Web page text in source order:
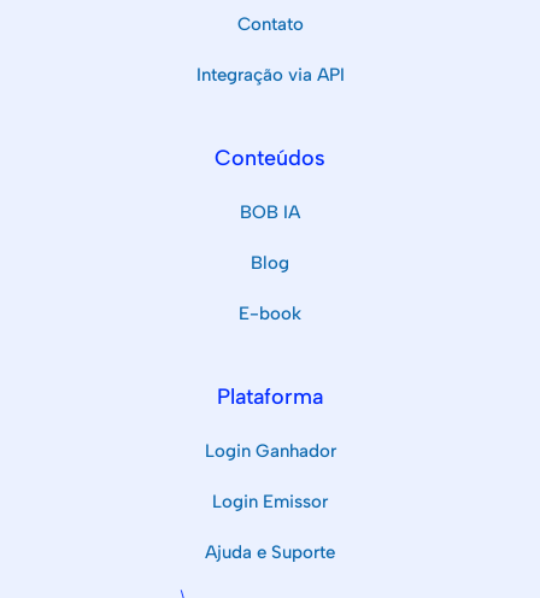
Contato
Integração via API
Conteúdos
BOB IA
Blog
E-book
Plataforma
Login Ganhador
Login Emissor
Ajuda e Suporte